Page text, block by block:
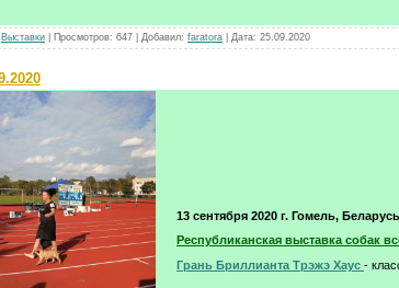
Выставки Просмотров: 647 Добавил: faratora Дата: 25.09.2020
13 сентября 2020 г. Гомель, Беларусь
Республиканская выставка собак
Грань Бриллианта Трэжэ Хаус -